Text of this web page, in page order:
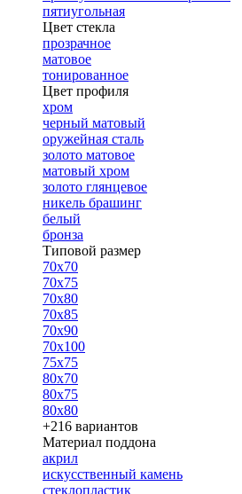
пятиугольная
Цвет стекла
прозрачное
матовое
тонированное
Цвет профиля
хром
черный матовый
оружейная сталь
золото матовое
матовый хром
золото глянцевое
никель брашинг
белый
бронза
Типовой размер
70х70
70х75
70х80
70х85
70х90
70х100
75х75
80х70
80х75
80х80
+216 вариантов
Материал поддона
акрил
искусственный камень
стеклопластик